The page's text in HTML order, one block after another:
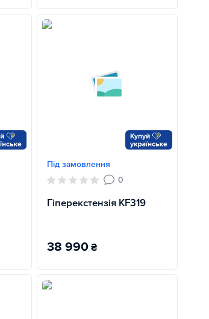
Під замовлення
0
Гіперекстензія KF319
38 990₴